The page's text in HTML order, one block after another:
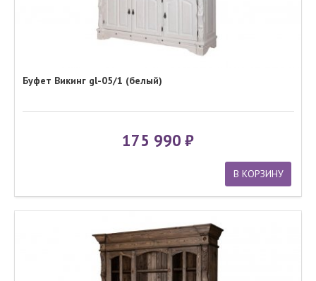
Буфет Викинг gl-05/1 (белый)
175 990
В КОРЗИНУ